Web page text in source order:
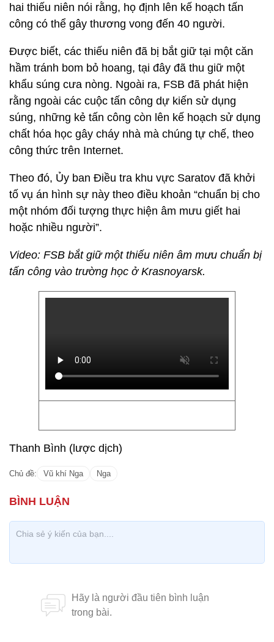
hai thiếu niên nói rằng, họ định lên kế hoạch tấn
công có thể gây thương vong đến 40 người.
Được biết, các thiếu niên đã bị bắt giữ tại một căn
hầm tránh bom bỏ hoang, tại đây đã thu giữ một
khẩu súng cưa nòng. Ngoài ra, FSB đã phát hiện
rằng ngoài các cuộc tấn công dự kiến sử dụng
súng, những kẻ tấn công còn lên kế hoạch sử dụng
chất hóa học gây cháy nhà mà chúng tự chế, theo
công thức trên Internet.
Theo đó, Ủy ban Điều tra khu vực Saratov đã khởi
tố vụ án hình sự này theo điều khoản “chuẩn bị cho
một nhóm đối tượng thực hiện âm mưu giết hai
hoặc nhiều người”.
Video: FSB bắt giữ một thiếu niên âm mưu chuẩn bị
tấn công vào trường học ở Krasnoyarsk.
Thanh Bình (lược dịch)
Chủ đề: Vũ khí Nga Nga